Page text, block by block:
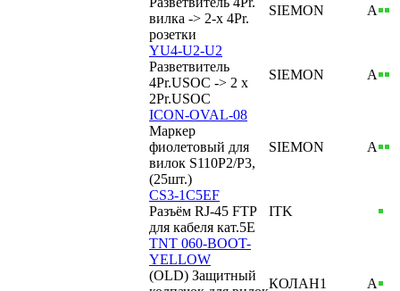
вилка -> 2-x 4Pr.
розетки
SIEMON А
YU4-U2-U2
Разветвитель
4Pr.USOC -> 2 x
2Pr.USOC
SIEMON А
ICON-OVAL-08
Маркер
фиолетовый для
вилок S110P2/P3,
(25шт.)
SIEMON А
CS3-1C5EF
Разъём RJ-45 FTP
для кабеля кат.5Е
ITK
TNT 060-BOOT-
YELLOW
(OLD) Защитный
КОЛАН1 А